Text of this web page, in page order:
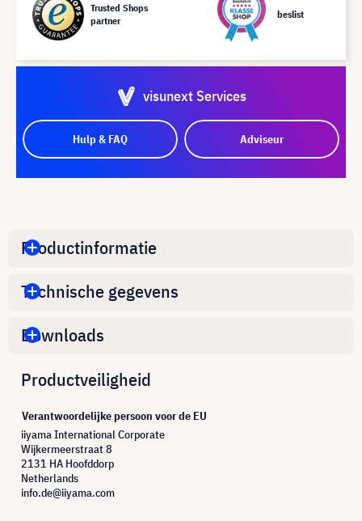
Trusted Shops
partner
beslist
visunext Services
Hulp & FAQ Adviseur
Productinformatie
Technische gegevens
Downloads
Productveiligheid
Verantwoordelijke persoon voor de EU
iiyama International Corporate
Wijkermeerstraat 8
2131 HA Hoofddorp
Netherlands
info.de@iiyama.com